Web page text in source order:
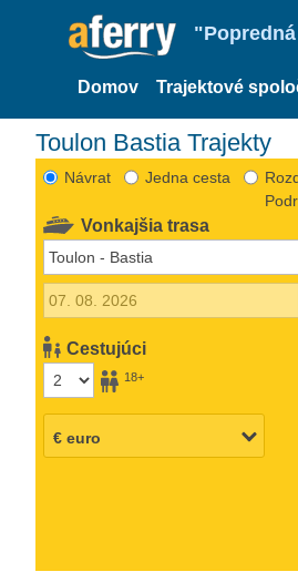
Domov Trajektové
Toulon Bastia Trajekty
Návrat Jedna cesta
Vonkajšia trasa
Cestujúci
18+